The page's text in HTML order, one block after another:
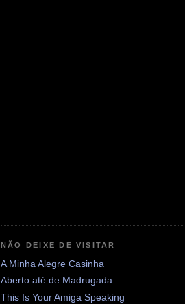
NÃO DEIXE DE VISITAR
A Minha Alegre Casinha
Aberto até de Madrugada
This Is Your Amiga Speaking